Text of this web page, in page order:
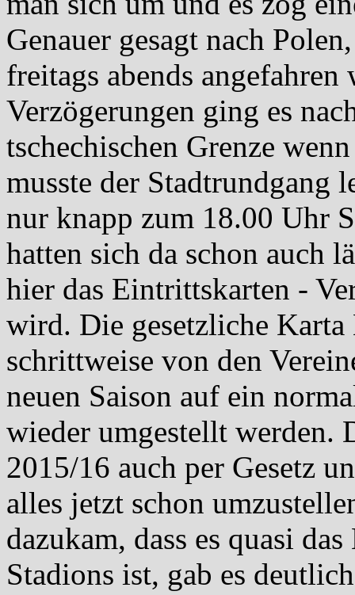
Genauer gesagt nach
freitags abends
Verzögerungen ging es
tschechischen Grenze
musste der Stadtrundgang
nur knapp zum 18.00 Uhr
hatten sich da schon auch
hier das Eintrittskarten -
wird. Die gesetzliche
schrittweise von den
neuen Saison auf ein
wieder umgestellt werden.
2015/16 auch per Gesetz
alles jetzt schon
dazukam, dass es quasi
Stadions ist, gab es